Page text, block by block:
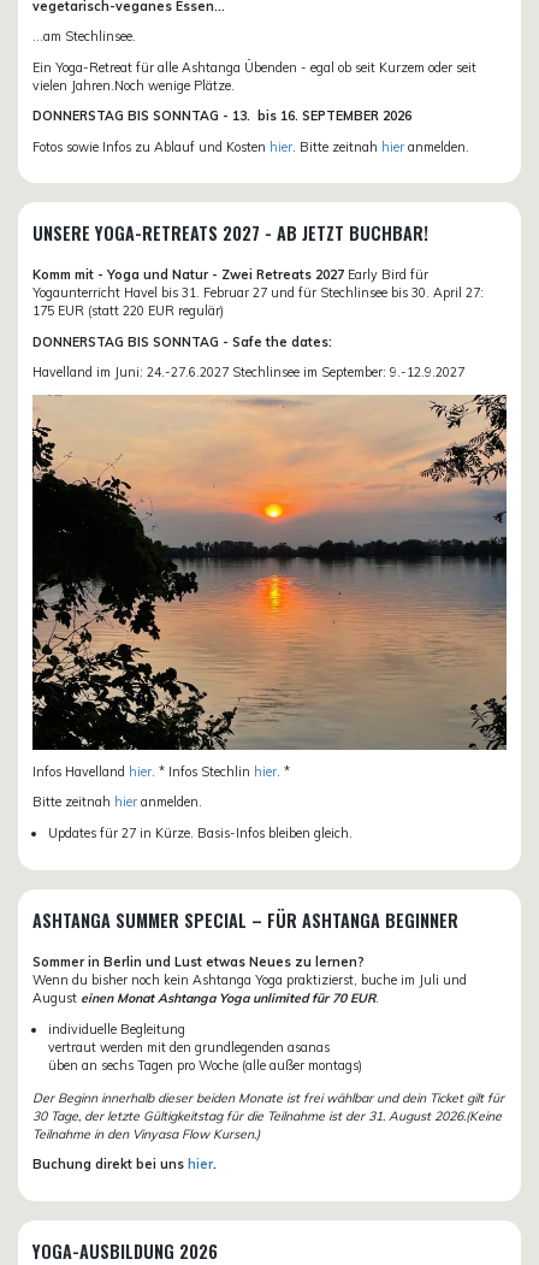
vegetarisch-veganes Essen...
...am Stechlinsee.
Ein Yoga-Retreat für alle Ashtanga Übenden - egal ob seit Kurzem oder seit
vielen Jahren.Noch wenige Plätze.
DONNERSTAG BIS SONNTAG - 13. bis 16. SEPTEMBER 2026
Fotos sowie Infos zu Ablauf und Kosten hier . Bitte zeitnah hier anmelden.
UNSERE YOGA-RETREATS 2027 - AB JETZT BUCHBAR!
Komm mit - Yoga und Natur - Zwei Retreats 2027 Early Bird für
Yogaunterricht Havel bis 31. Februar 27 und für Stechlinsee bis 30. April 27:
175 EUR (statt 220 EUR regulär)
DONNERSTAG BIS SONNTAG - Safe the dates:
Havelland im Juni: 24.-27.6.2027 Stechlinsee im September: 9.-12.9.2027
Infos Havelland hier . * Infos Stechlin hier . *
Bitte zeitnah hier anmelden.
Updates für 27 in Kürze. Basis-Infos bleiben gleich.
ASHTANGA SUMMER SPECIAL – FÜR ASHTANGA BEGINNER
Sommer in Berlin und Lust etwas Neues zu lernen?
Wenn du bisher noch kein Ashtanga Yoga praktizierst, buche im Juli und
August einen Monat Ashtanga Yoga unlimited für 70 EUR.
individuelle Begleitung
vertraut werden mit den grundlegenden asanas
üben an sechs Tagen pro Woche (alle außer montags)
Der Beginn innerhalb dieser beiden Monate ist frei wählbar und dein Ticket gilt für
30 Tage, der letzte Gültigkeitstag für die Teilnahme ist der 31. August 2026.(Keine
Teilnahme in den Vinyasa Flow Kursen.)
Buchung direkt bei uns hier.
YOGA-AUSBILDUNG 2026